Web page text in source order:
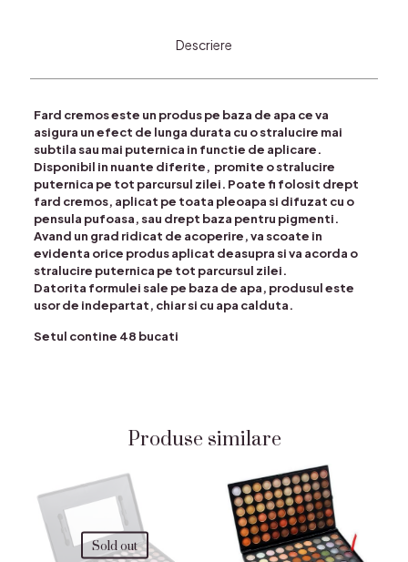
Descriere
Fard cremos este un produs pe baza de apa ce va
asigura un efect de lunga durata cu o stralucire mai
subtila sau mai puternica in functie de aplicare.
Disponibil in nuante diferite, promite o stralucire
puternica pe tot parcursul zilei. Poate fi folosit drept
fard cremos, aplicat pe toata pleoapa si difuzat cu o
pensula pufoasa, sau drept baza pentru pigmenti.
Avand un grad ridicat de acoperire, va scoate in
evidenta orice produs aplicat deasupra si va acorda o
stralucire puternica pe tot parcursul zilei.
Datorita formulei sale pe baza de apa, produsul este
usor de indepartat, chiar si cu apa calduta.
Setul contine 48 bucati
Produse similare
Sold out